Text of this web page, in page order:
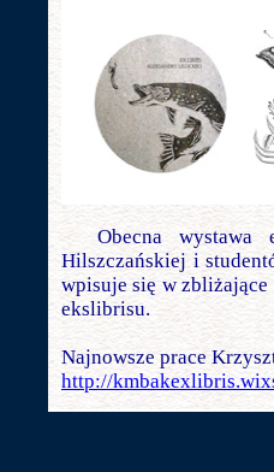
Obecna wystawa
Hilszczańskiej i
wpisuje się w
ekslibrisu.
Najnowsze prace
http://